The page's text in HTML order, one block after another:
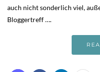
auch nicht sonderlich viel,
Bloggertreff ….